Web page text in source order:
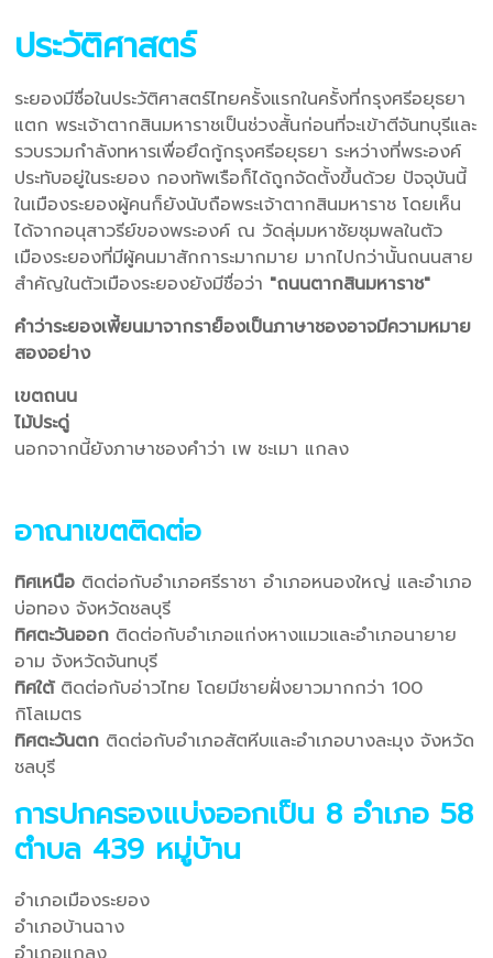
ประวัติศาสตร์
ระยองมีชื่อในประวัติศาสตร์ไทยครั้งแรกในครั้งที่กรุงศรีอยุธยา
แตก พระเจ้าตากสินมหาราชเป็นช่วงสั้นก่อนที่จะเข้าตีจันทบุรีและ
รวบรวมกำลังทหารเพื่อยึดกู้กรุงศรีอยุธยา ระหว่างที่พระองค์
ประทับอยู่ในระยอง กองทัพเรือก็ได้ถูกจัดตั้งขึ้นด้วย ปัจจุบันนี้
ในเมืองระยองผู้คนก็ยังนับถือพระเจ้าตากสินมหาราช โดยเห็น
ได้จากอนุสาวรีย์ของพระองค์​ ณ​ วัดลุ่มมหาชัยชุมพลในตัว
เมืองระยองที่มีผู้คนมาสักการะมากมาย มากไปกว่านั้นถนนสาย
สำคัญในตัวเมืองระยองยังมีชื่อว่า "ถนนตากสินมหาราช"
คำว่าระยองเพี้ยนมาจากราย็องเป็นภาษาชองอาจมีความหมาย
สองอย่าง
เขตถนน
ไม้ประดู่
นอกจากนี้ยังภาษาชองคำว่า เพ ชะเมา แกลง
อาณาเขตติดต่อ
ทิศเหนือ ติดต่อกับอำเภอศรีราชา อำเภอหนองใหญ่ และอำเภอ
บ่อทอง จังหวัดชลบุรี
ทิศตะวันออก ติดต่อกับอำเภอแก่งหางแมวและอำเภอนายาย
อาม จังหวัดจันทบุรี
ทิศใต้ติดต่อกับอ่าวไทย โดยมีชายฝั่งยาวมากกว่า 100
กิโลเมตร
ทิศตะวันตก ติดต่อกับอำเภอสัตหีบและอำเภอบางละมุง จังหวัด
ชลบุรี
การปกครองแบ่งออกเป็น 8 อำเภอ 58
ตำบล 439 หมู่บ้าน
อำเภอเมืองระยอง
อำเภอบ้านฉาง